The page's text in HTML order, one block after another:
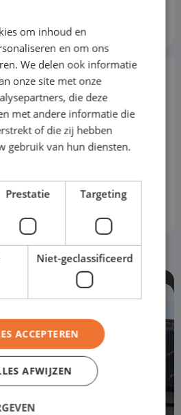
om inhoud en
en om ons
We delen ook informatie
onze site met onze
die deze
met andere informatie die
of die zij hebben
gebruik van hun diensten.
Prestatie Targeting
Niet-geclassificeerd
ACCEPTEREN
AFWIJZEN